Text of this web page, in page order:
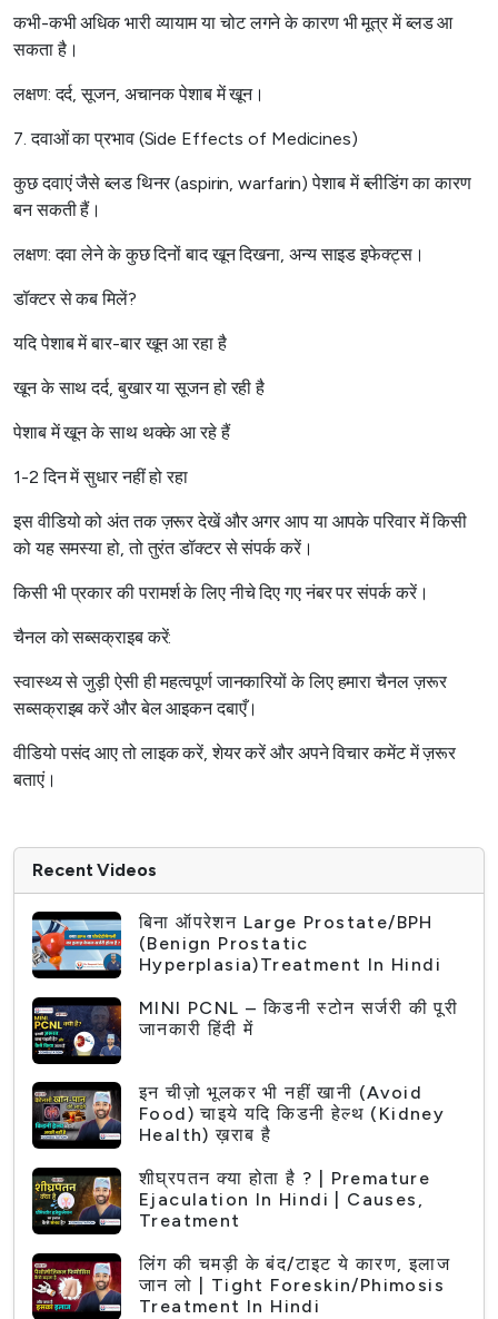
कभी-कभी अधिक भारी व्यायाम या चोट लगने के कारण भी मूत्र में ब्लड आ
सकता है।
लक्षण: दर्द, सूजन, अचानक पेशाब में खून।
7. दवाओं का प्रभाव (Side Effects of Medicines)
कुछ दवाएं जैसे ब्लड थिनर (aspirin, warfarin) पेशाब में ब्लीडिंग का कारण
बन सकती हैं।
लक्षण: दवा लेने के कुछ दिनों बाद खून दिखना, अन्य साइड इफेक्ट्स।
डॉक्टर से कब मिलें?
यदि पेशाब में बार-बार खून आ रहा है
खून के साथ दर्द, बुखार या सूजन हो रही है
पेशाब में खून के साथ थक्के आ रहे हैं
1-2 दिन में सुधार नहीं हो रहा
इस वीडियो को अंत तक ज़रूर देखें और अगर आप या आपके परिवार में किसी
को यह समस्या हो, तो तुरंत डॉक्टर से संपर्क करें।
किसी भी प्रकार की परामर्श के लिए नीचे दिए गए नंबर पर संपर्क करें।
चैनल को सब्सक्राइब करें:
स्वास्थ्य से जुड़ी ऐसी ही महत्वपूर्ण जानकारियों के लिए हमारा चैनल ज़रूर
सब्सक्राइब करें और बेल आइकन दबाएँ।
वीडियो पसंद आए तो लाइक करें, शेयर करें और अपने विचार कमेंट में ज़रूर
बताएं।
Recent Videos
बिना ऑपरेशन Large Prostate/BPH
(Benign Prostatic
Hyperplasia)Treatment In Hindi
MINI PCNL – किडनी स्टोन सर्जरी की पूरी
जानकारी हिंदी में
इन चीज़ो भूलकर भी नहीं खानी (Avoid
Food) चाइये यदि किडनी हेल्थ (Kidney
Health) ख़राब है
शीघ्रपतन क्या होता है ? | Premature
Ejaculation In Hindi | Causes,
Treatment
लिंग की चमड़ी के बंद/टाइट ये कारण, इलाज
जान लो | Tight Foreskin/Phimosis
Treatment In Hindi